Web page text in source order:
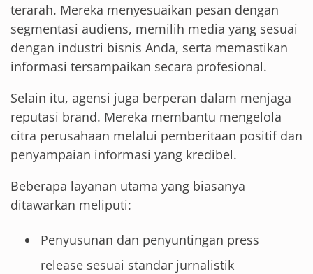
terarah. Mereka menyesuaikan pesan dengan
segmentasi audiens, memilih media yang sesuai
dengan industri bisnis Anda, serta memastikan
informasi tersampaikan secara profesional.
Selain itu, agensi juga berperan dalam menjaga
reputasi brand. Mereka membantu mengelola
citra perusahaan melalui pemberitaan positif dan
penyampaian informasi yang kredibel.
Beberapa layanan utama yang biasanya
ditawarkan meliputi:
Penyusunan dan penyuntingan press
release sesuai standar jurnalistik